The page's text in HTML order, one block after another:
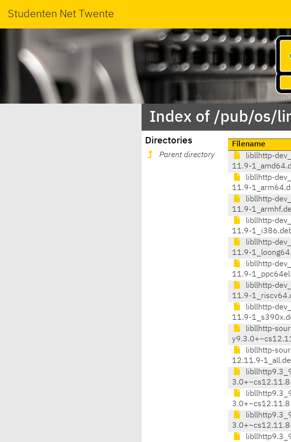
Studenten Net Twente
Index of /pub/os/
Directories
Parent directory
Filename
libllhttp-
11.9-
libllhttp-
11.9-
libllhttp-
11.9-
libllhttp-
11.9-
libllhttp-
11.9-
libllhttp-
11.9-
libllhttp-
11.9-
libllhttp-
11.9-
libllhttp-
libllhttp-
12.11.9-